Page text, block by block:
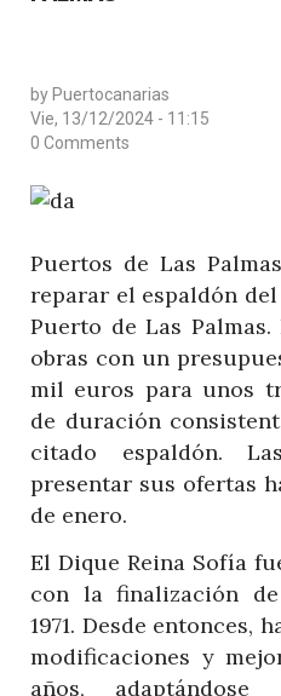
by Puertocanarias
Vie, 13/12/2024 - 11:15
0 Comments
Puertos de Las
reparar el espaldón
Puerto de Las
obras con un
mil euros para unos
de duración
citado espaldón.
presentar sus ofertas
de enero.
El Dique Reina Sofía
con la finalización
1971. Desde entonces,
modificaciones y
años,